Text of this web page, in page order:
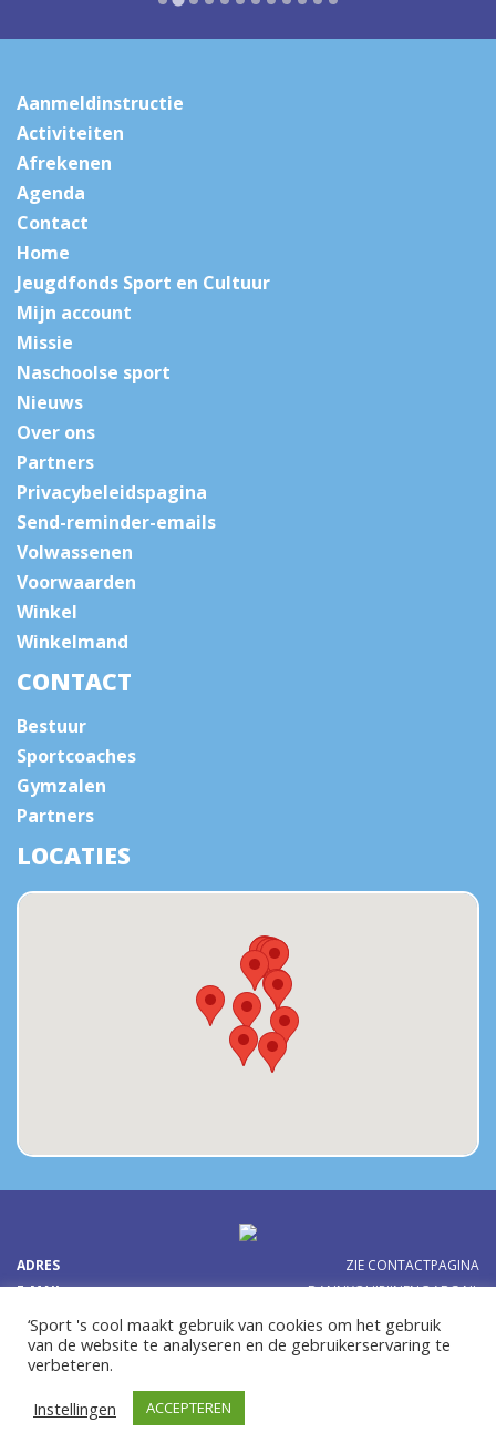
Aanmeldinstructie
Activiteiten
Afrekenen
Agenda
Contact
Home
Jeugdfonds Sport en Cultuur
Mijn account
Missie
Naschoolse sport
Nieuws
Over ons
Partners
Privacybeleidspagina
Send-reminder-emails
Volwassenen
Voorwaarden
Winkel
Winkelmand
CONTACT
Bestuur
Sportcoaches
Gymzalen
Partners
LOCATIES
ADRES
ZIE CONTACTPAGINA
E-MAIL
DANNYQUIRIJNEN@ABG.NL
TEL:
0641614077
‘Sport 's cool maakt gebruik van cookies om het gebruik
van de website te analyseren en de gebruikerservaring te
verbeteren.
Instellingen
ACCEPTEREN